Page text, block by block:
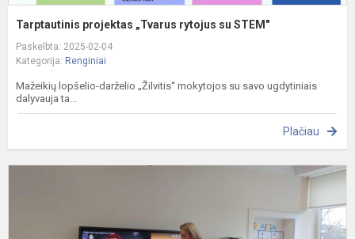
Tarptautinis projektas „Tvarus rytojus su STEM"
Paskelbta: 2025-02-04
Kategorija: Renginiai
Mažeikių lopšelio-darželio „Žilvitis“ mokytojos su savo ugdytiniais
dalyvauja ta...
Plačiau